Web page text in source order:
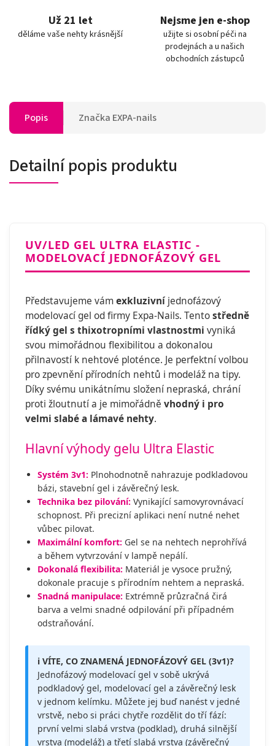
Už 21 let
děláme vaše nehty krásnější
Nejsme jen e-shop
užijte si osobní péči na
prodejnách a u našich
obchodních zástupců
Popis Značka EXPA-nails
Detailní popis produktu
UV/LED GEL ULTRA ELASTIC -
MODELOVACÍ JEDNOFÁZOVÝ GEL
Představujeme vámexkluzivní jednofázový
modelovací gel od firmy Expa-Nails. Tentostředně
řídký gel s thixotropními vlastnostmi vyniká
svou mimořádnou flexibilitou a dokonalou
přilnavostí k nehtové ploténce. Je perfektní volbou
pro zpevnění přírodních nehtů i modeláž na tipy.
Díky svému unikátnímu složení nepraská, chrání
proti žloutnutí a je mimořádně vhodný i pro
velmi slabé a lámavé nehty.
Hlavní výhody gelu Ultra Elastic
Systém 3v1: Plnohodnotně nahrazuje podkladovou
bázi, stavební gel i závěrečný lesk.
Technika bez pilování: Vynikající samovyrovnávací
schopnost. Při precizní aplikaci není nutné nehet
vůbec pilovat.
Maximální komfort: Gel se na nehtech neprohřívá
a během vytvrzování v lampě nepálí.
Dokonalá flexibilita: Materiál je vysoce pružný,
dokonale pracuje s přírodním nehtem a nepraská.
Snadná manipulace: Extrémně průzračná čirá
barva a velmi snadné odpilování při případném
odstraňování.
ℹ️ VÍTE, CO ZNAMENÁ JEDNOFÁZOVÝ GEL (3v1)?
Jednofázový modelovací gel v sobě ukrývá
podkladový gel, modelovací gel a závěrečný lesk
v jednom kelímku. Můžete jej buď nanést v jedné
vrstvě, nebo si práci chytře rozdělit do tří fází:
první velmi slabá vrstva (podklad), druhá silnější
vrstva (modeláž) a třetí slabá vrstva (závěrečný